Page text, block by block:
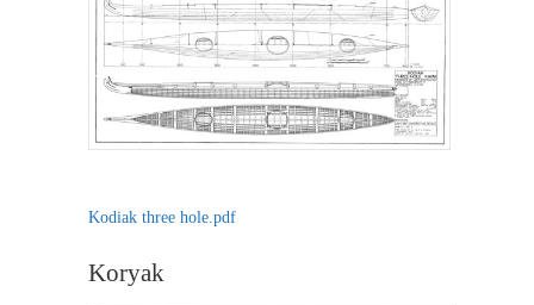
Kodiak three hole.pdf
Koryak